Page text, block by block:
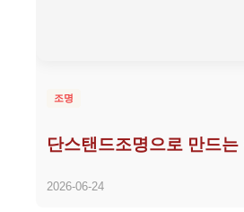
조명
단스탠드조명으로 만드
2026-06-24